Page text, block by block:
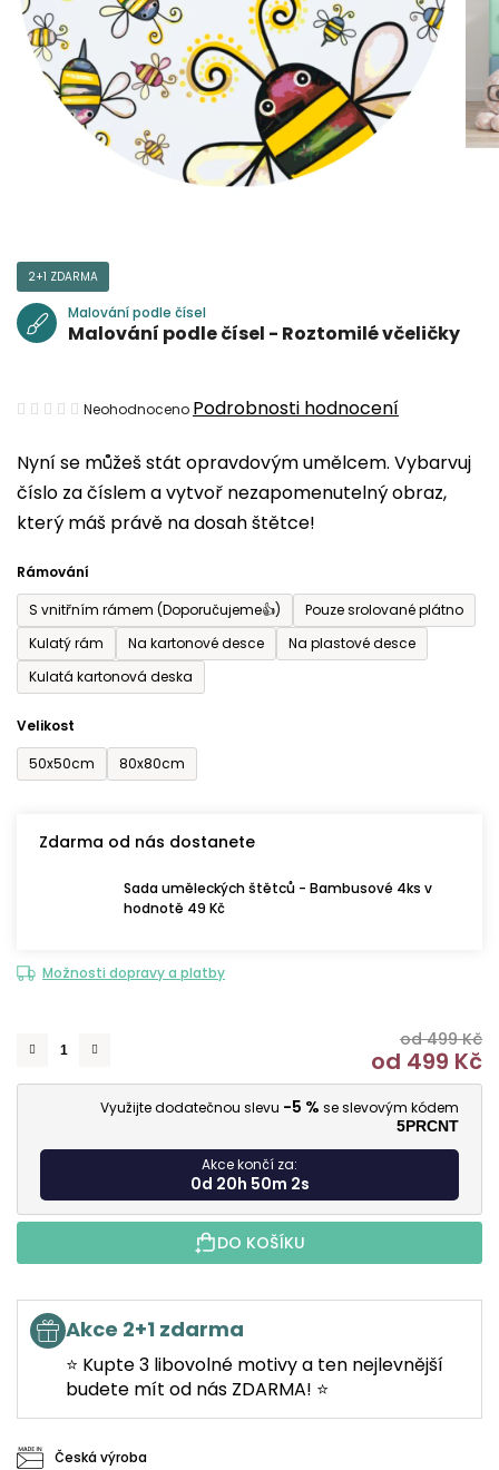
Nyní se můžeš stát opravdovým umělcem. Vybarvuj
číslo za číslem a vytvoř nezapomenutelný obraz,
který máš právě na dosah štětce!
Rámování
S vnitřním rámem (Doporučujeme👍)
Pouze srolované plátno
Kulatý rám
Na kartonové desce
Na plastové desce
Kulatá kartonová deska
Velikost
50x50cm
80x80cm
Zdarma od nás dostanete
Sada uměleckých štětců - Bambusové 4ks v
hodnotě 49 Kč
Možnosti dopravy a platby
od 499 Kč
od 499 Kč
Využijte dodatečnou slevu -5 % se slevovým kódem
5PRCNT
Akce končí za:
0d 20h 50m 1s
DO KOŠÍKU
Akce 2+1 zdarma
⭐ Kupte 3 libovolné motivy a ten nejlevnější
budete mít od nás ZDARMA! ⭐
Česká výroba
2+1 ZDARMA
Malování podle čísel
Malování podle čísel - Roztomilé včeličky
Průměrné
produktu
je
0,0
5
hvězdiček.
Neohodnoceno Podrobnosti hodnocení